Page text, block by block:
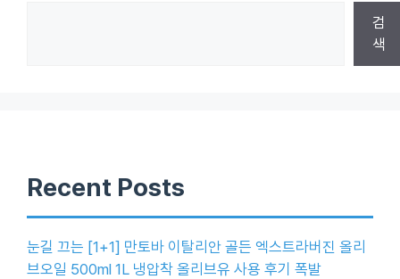
검
색
Recent Posts
눈길 끄는 [1+1] 만토바 이탈리안 골든 엑스트라버진 올리
브오일 500ml 1L 냉압착 올리브유 사용 후기 폭발